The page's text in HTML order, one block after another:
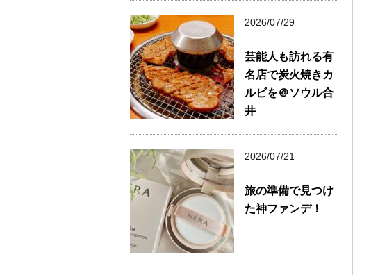
2026/07/29
芸能人も訪れる有
名店で炭火焼きカ
ルビを＠ソウル合
井
2026/07/21
旅の準備で見つけ
た神ファンデ！